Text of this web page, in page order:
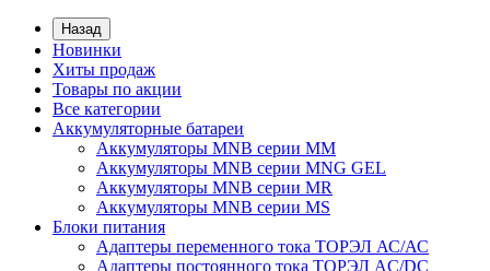
Назад
Новинки
Хиты продаж
Товары по акции
Все категории
Аккумуляторные батареи
Аккумуляторы MNB серии MM
Аккумуляторы MNB серии MNG GEL
Аккумуляторы MNB серии MR
Аккумуляторы MNB серии MS
Блоки питания
Адаптеры переменного тока ТОРЭЛ АС/АС
Адаптеры постоянного тока ТОРЭЛ AC/DC